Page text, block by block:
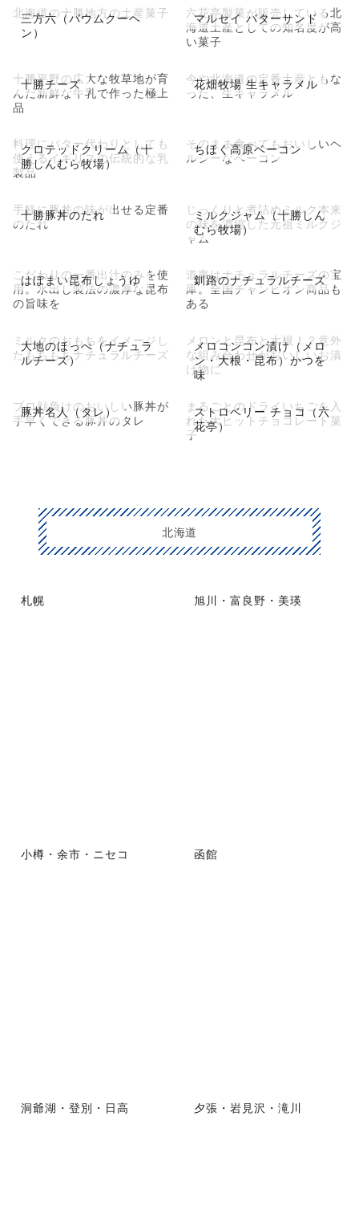
三方六（バウムクーヘ
ン）
北海道の十勝地方の土産菓子 マルセイ バターサンド
六花亭製菓が販売している北
海道土産としての知名度が高
い菓子
十勝チーズ
十勝平野の広大な牧草地が育
んだ新鮮な牛乳で作った極上
品
花畑牧場 生キャラメル
今や北海道の定番土産ともな
った、生キャラメル
クロテッドクリーム（十
勝しんむら牧場）
料理にバター代わりとしても
使えるイギリスの伝統的な乳
製品
ちほく高原ベーコン
そのまま食べてもおいしいヘ
ルシーなベーコン
十勝豚丼のたれ
手軽に豚丼の味が出せる定番
のたれ
ミルクジャム（十勝しん
むら牧場）
じっくりと煮詰めミルク本来
の味を濃縮した元祖ミルクジ
ャム
はぼまい昆布しょうゆ
こだわりの一番出汁のみを使
用。水出し製法の濃厚な昆布
の旨味を
釧路のナチュラルチーズ
道東はナチュラルチーズの宝
庫。全国チャンピオン商品も
ある
大地のほっぺ（ナチュラ
ルチーズ）
ミルクのおもちをイメージし
たもちもちナチュラルチーズ
メロコンコン漬け（メロ
ン・大根・昆布）かつを
味
メロンと昆布と大根！？意外
な組み合わせがおいしいお漬
け物に
豚丼名人（タレ）
プロ顔負けのおいしい豚丼が
手早くできる豚丼のタレ
ストロベリー チョコ（六
花亭）
まるごとのドライいちごを入
れた大ヒットチョコレート菓
子
北海道
札幌 旭川・富良野・美瑛
小樽・余市・ニセコ 函館
洞爺湖・登別・日高 夕張・岩見沢・滝川